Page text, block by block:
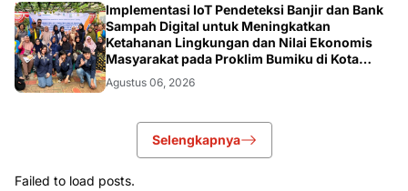
DIKBUDRISTEK
Implementasi IoT Pendeteksi Banjir dan Bank
Sampah Digital untuk Meningkatkan
Ketahanan Lingkungan dan Nilai Ekonomis
Masyarakat pada Proklim Bumiku di Kota
Tangerang
Agustus 06, 2026
Selengkapnya
Failed to load posts.